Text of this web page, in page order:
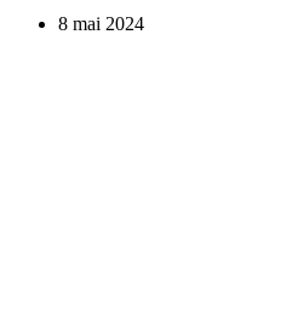
8 mai 2024